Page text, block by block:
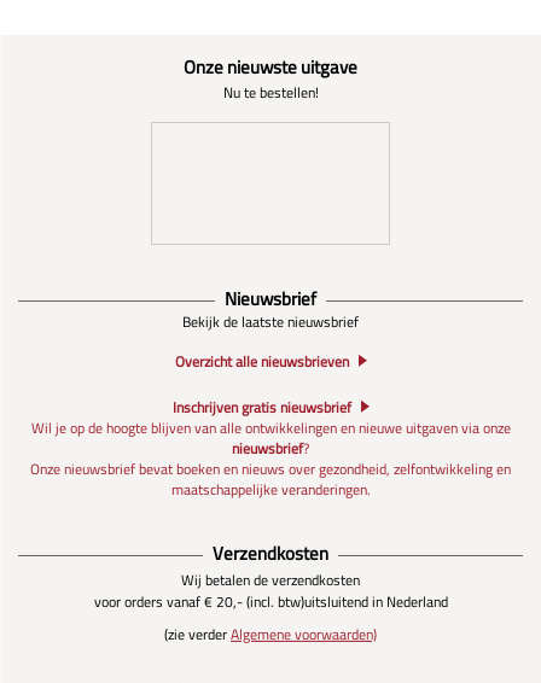
Onze nieuwste uitgave
Nu te bestellen!
Nieuwsbrief
Bekijk de laatste nieuwsbrief
Overzicht alle nieuwsbrieven
Inschrijven gratis nieuwsbrief
Wil je op de hoogte blijven van alle ontwikkelingen en nieuwe uitgaven via onze
nieuwsbrief?
Onze nieuwsbrief bevat boeken en nieuws over gezondheid, zelfontwikkeling en
maatschappelijke veranderingen.
Verzendkosten
Wij betalen de verzendkosten
voor orders vanaf € 20,- (incl. btw)uitsluitend in Nederland
(zie verderAlgemene voorwaarden)